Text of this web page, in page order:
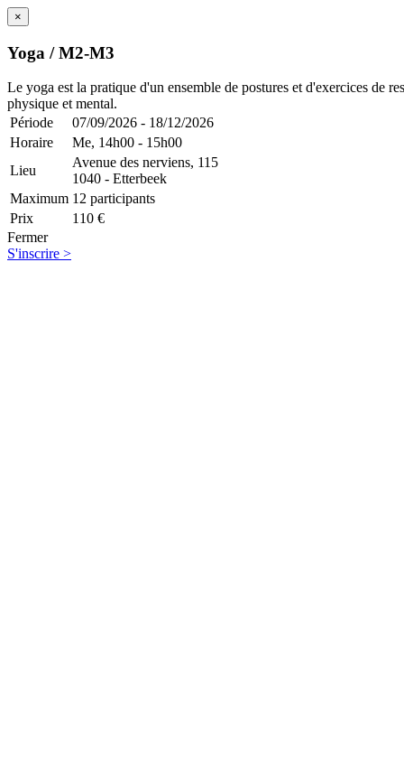
×
Yoga / M2-M3
Le yoga est la pratique d'un ensemble de postures et d'exercices de
physique et mental.
Période
07/09/2026 - 18/12/2026
Horaire
Me, 14h00 - 15h00
Lieu
Avenue des nerviens, 115
1040 - Etterbeek
Maximum 12 participants
Prix
110 €
Fermer
S'inscrire >